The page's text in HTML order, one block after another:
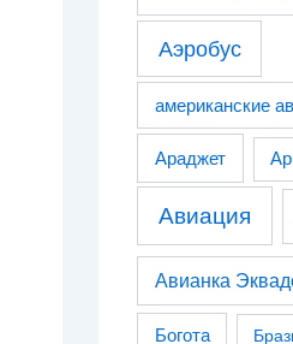
Аэробус
американские
Араджет
Авиация
Авианка
Богота